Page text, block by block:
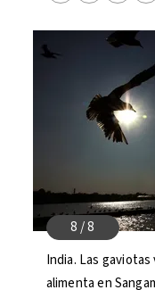
India. Las
alimenta en